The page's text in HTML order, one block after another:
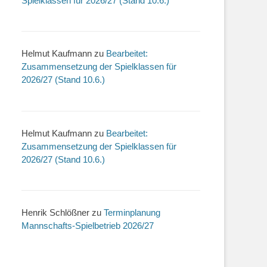
Helmut Kaufmann zu Bearbeitet:
Zusammensetzung der Spielklassen für
2026/27 (Stand 10.6.)
Helmut Kaufmann zu Bearbeitet:
Zusammensetzung der Spielklassen für
2026/27 (Stand 10.6.)
Henrik Schlößner zu Terminplanung
Mannschafts-Spielbetrieb 2026/27